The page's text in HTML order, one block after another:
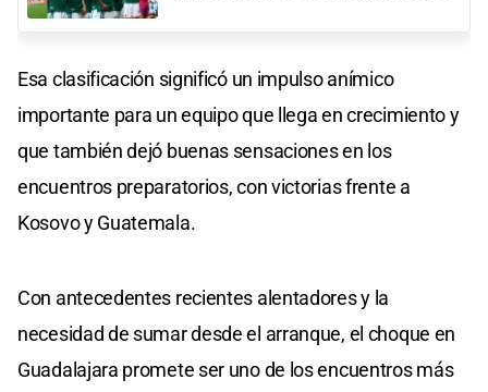
Esa clasificación significó un impulso anímico
importante para un equipo que llega en crecimiento y
que también dejó buenas sensaciones en los
encuentros preparatorios, con victorias frente a
Kosovo y Guatemala.
Con antecedentes recientes alentadores y la
necesidad de sumar desde el arranque, el choque en
Guadalajara promete ser uno de los encuentros más